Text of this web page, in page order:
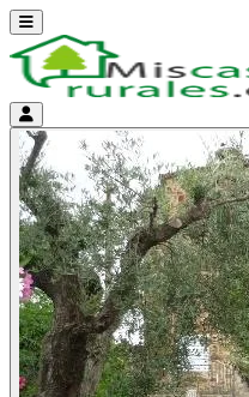
Abrir menú
Menú de cuenta